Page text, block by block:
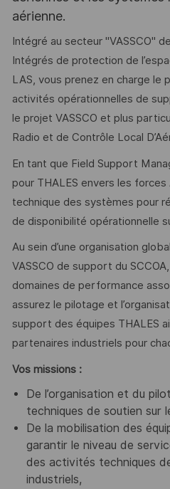
aérienne.
Intégré au secteur "VASSCO"
Intégrés de protection de
LAS, vous prenez en charge le
activités opérationnelles de
le projet VASSCO et plus
Radio et de Contrôle Local
En tant que Field Support
pour THALES envers les
technique des systèmes pour
de disponibilité opérationnelle
Au sein d’une organisation
VASSCO de support du
domaines de performance
assurez le pilotage et
support des équipes THALES
partenaires industriels pour
Vos missions :
De l’organisation et du
techniques de soutien sur
De la mobilisation des
garantir le niveau de
des activités techniques
industriels,